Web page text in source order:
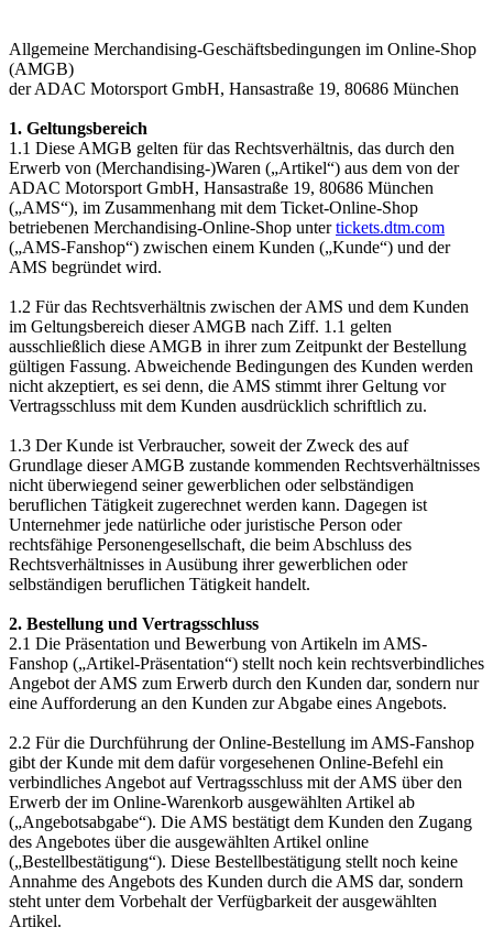
Allgemeine Merchandising-Geschäftsbedingungen im Online-Shop
(AMGB)
der ADAC Motorsport GmbH, Hansastraße 19, 80686 München
1. Geltungsbereich
1.1 Diese AMGB gelten für das Rechtsverhältnis, das durch den
Erwerb von (Merchandising-)Waren („Artikel“) aus dem von der
ADAC Motorsport GmbH, Hansastraße 19, 80686 München
(„AMS“), im Zusammenhang mit dem Ticket-Online-Shop
betriebenen Merchandising-Online-Shop untertickets.dtm.com
(„AMS-Fanshop“) zwischen einem Kunden („Kunde“) und der
AMS begründet wird.
1.2 Für das Rechtsverhältnis zwischen der AMS und dem Kunden
im Geltungsbereich dieser AMGB nach Ziff. 1.1 gelten
ausschließlich diese AMGB in ihrer zum Zeitpunkt der Bestellung
gültigen Fassung. Abweichende Bedingungen des Kunden werden
nicht akzeptiert, es sei denn, die AMS stimmt ihrer Geltung vor
Vertragsschluss mit dem Kunden ausdrücklich schriftlich zu.
1.3 Der Kunde ist Verbraucher, soweit der Zweck des auf
Grundlage dieser AMGB zustande kommenden Rechtsverhältnisses
nicht überwiegend seiner gewerblichen oder selbständigen
beruflichen Tätigkeit zugerechnet werden kann. Dagegen ist
Unternehmer jede natürliche oder juristische Person oder
rechtsfähige Personengesellschaft, die beim Abschluss des
Rechtsverhältnisses in Ausübung ihrer gewerblichen oder
selbständigen beruflichen Tätigkeit handelt.
2. Bestellung und Vertragsschluss
2.1 Die Präsentation und Bewerbung von Artikeln im AMS-
Fanshop („Artikel-Präsentation“) stellt noch kein rechtsverbindliches
Angebot der AMS zum Erwerb durch den Kunden dar, sondern nur
eine Aufforderung an den Kunden zur Abgabe eines Angebots.
2.2 Für die Durchführung der Online-Bestellung im AMS-Fanshop
gibt der Kunde mit dem dafür vorgesehenen Online-Befehl ein
verbindliches Angebot auf Vertragsschluss mit der AMS über den
Erwerb der im Online-Warenkorb ausgewählten Artikel ab
(„Angebotsabgabe“). Die AMS bestätigt dem Kunden den Zugang
des Angebotes über die ausgewählten Artikel online
(„Bestellbestätigung“). Diese Bestellbestätigung stellt noch keine
Annahme des Angebots des Kunden durch die AMS dar, sondern
steht unter dem Vorbehalt der Verfügbarkeit der ausgewählten
Artikel.